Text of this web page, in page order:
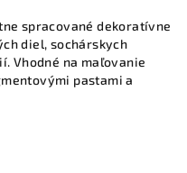
spracované dekoratívne
diel, sochárskych
Vhodné na maľovanie
pastami a